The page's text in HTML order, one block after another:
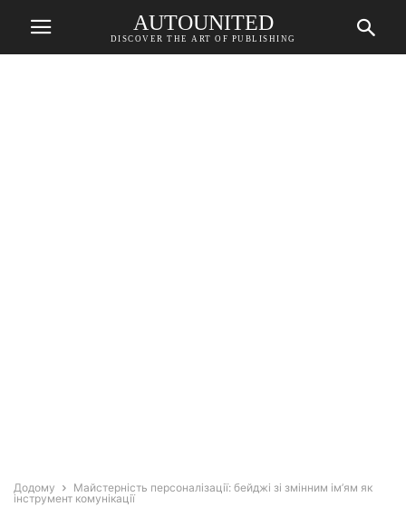
AUTOUNITED
DISCOVER THE ART OF PUBLISHING
Додому
Майстерність персоналізації: бейджі зі змінним ім’ям як
інструмент комунікації